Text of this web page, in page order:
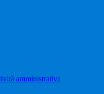
amministrativa